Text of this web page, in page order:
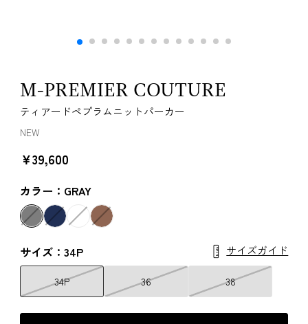
M-PREMIER COUTURE
ティアードペプラムニットパーカー
NEW
￥39,600
カラー：GRAY
サイズ：34P サイズガイド
34P 36 38